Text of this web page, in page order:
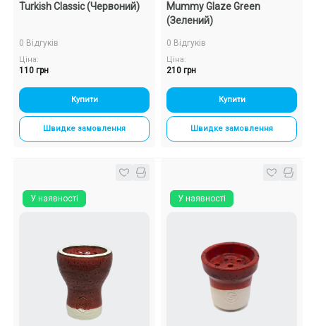
Turkish Classic (Червоний)
0 Відгуків
Ціна:
110 грн
Купити
Швидке замовлення
Mummy Glaze Green
(Зелений)
0 Відгуків
Ціна:
210 грн
Купити
Швидке замовлення
У наявності У наявності